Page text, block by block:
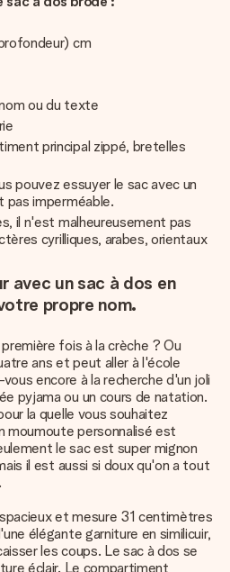
cm
ou du texte
principal zippé, bretelles
pouvez essuyer le sac avec un
pas imperméable.
il n'est malheureusement pas
cyrilliques, arabes, orientaux
avec un sac à dos en
propre nom.
fois à la crèche ? Ou
ans et peut aller à l'école
encore à la recherche d'un joli
pyjama ou un cours de natation.
la quelle vous souhaitez
moumoute personnalisé est
le sac est super mignon
il est aussi si doux qu'on a tout
et mesure 31 centimètres
élégante garniture en similicuir,
les coups. Le sac à dos se
éclair. Le compartiment